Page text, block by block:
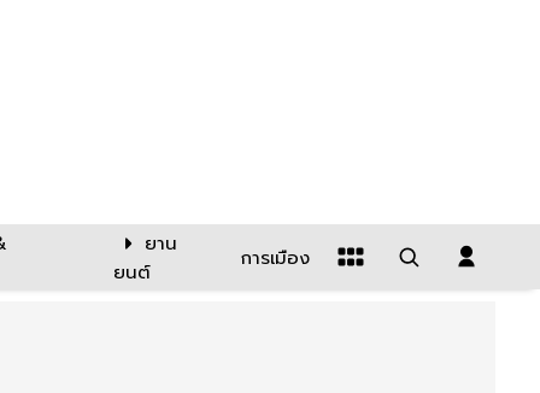
ยาน
ยนต์
การเมือง